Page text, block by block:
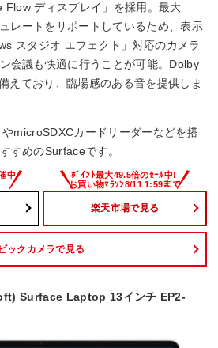
か月版)/Office H&B 2024
Flow ディスプレイ」を採用。最大
レートをサポートしているため、表示
スタジオ エフェクト」対応のカメラ
会議も快適に行うことが可能。Dolby
えており、臨場感のある音を提供しま
microSDXCカードリーダーなどを搭
すめのSurfaceです。
楽天市場で見る
ビックカメラで見る
Surface Laptop 13インチ EP2-